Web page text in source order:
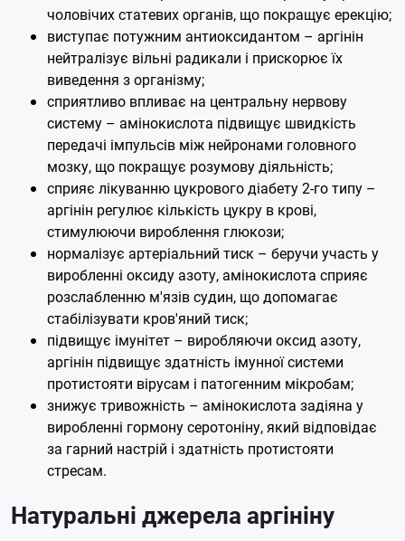
чоловічих статевих органів, що покращує ерекцію;
виступає потужним антиоксидантом – аргінін
нейтралізує вільні радикали і прискорює їх
виведення з організму;
сприятливо впливає на центральну нервову
систему – амінокислота підвищує швидкість
передачі імпульсів між нейронами головного
мозку, що покращує розумову діяльність;
сприяє лікуванню цукрового діабету 2-го типу –
аргінін регулює кількість цукру в крові,
стимулюючи вироблення глюкози;
нормалізує артеріальний тиск – беручи участь у
виробленні оксиду азоту, амінокислота сприяє
розслабленню м'язів судин, що допомагає
стабілізувати кров'яний тиск;
підвищує імунітет – виробляючи оксид азоту,
аргінін підвищує здатність імунної системи
протистояти вірусам і патогенним мікробам;
знижує тривожність – амінокислота задіяна у
виробленні гормону серотоніну, який відповідає
за гарний настрій і здатність протистояти
стресам.
Натуральні джерела аргініну